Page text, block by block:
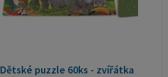
Dětské puzzle 60ks - zvířátka